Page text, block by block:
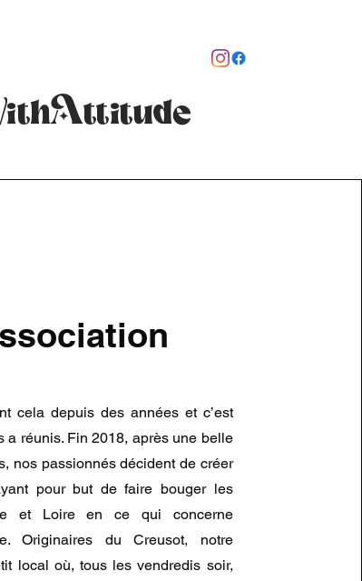
passion,
voiture. Puis
prend vie
cela depuis des années et c’est
a réunis. Fin 2018, après une belle
nos passionnés décident de créer
pour but de faire bouger les
et Loire en ce qui concerne
Originaires du Creusot, notre
local où, tous les vendredis soir,